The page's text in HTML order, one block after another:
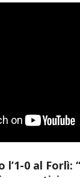
l’1-0 al Forlì: